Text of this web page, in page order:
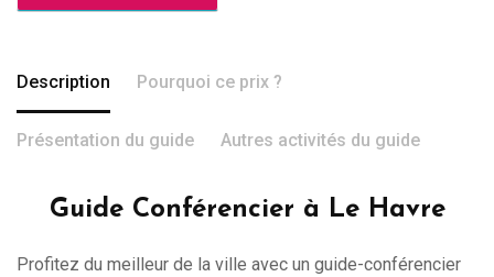
Description Pourquoi ce prix ?
Présentation du guide Autres activités du guide
Guide Conférencier à Le Havre
Profitez du meilleur de la ville avec un guide-conférencier